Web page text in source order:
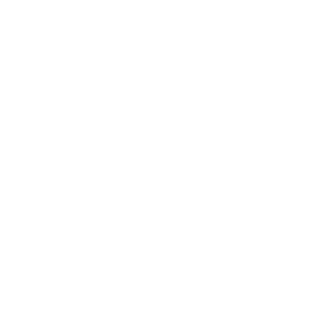
［立木茂雄］